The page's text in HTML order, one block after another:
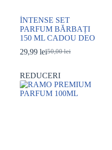
İNTENSE SET
PARFUM BĂRBAȚI
150 ML CADOU DEO
50,00lei
Prețul
a
fost:
50,00 lei.
29,99 leiPrețul
este:
29,99 lei.
REDUCERI